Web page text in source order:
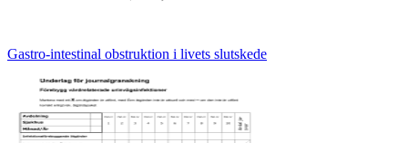
Gastro-intestinal obstruktion i livets slutskede